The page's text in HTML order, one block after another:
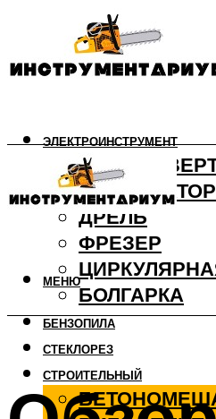
ЭЛЕКТРОИНСТРУМЕНТ
ПЕРФОРАТОР
ДРЕЛЬ
ФРЕЗЕР
БОЛГАРКА
БЕНЗОПИЛА
СТЕКЛОРЕЗ
СТРОИТЕЛЬНЫЙ
МЕНЮ